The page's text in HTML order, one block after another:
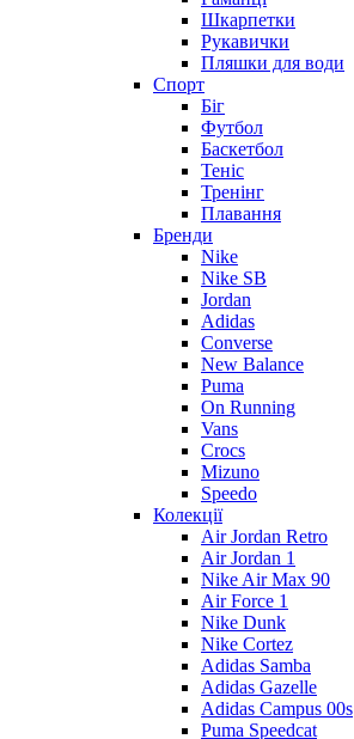
Шкарпетки
Рукавички
Пляшки для води
Спорт
Біг
Футбол
Баскетбол
Теніс
Тренінг
Плавання
Бренди
Nike
Nike SB
Jordan
Adidas
Converse
New Balance
Puma
On Running
Vans
Crocs
Mizuno
Speedo
Колекції
Air Jordan Retro
Air Jordan 1
Nike Air Max 90
Air Force 1
Nike Dunk
Nike Cortez
Adidas Samba
Adidas Gazelle
Adidas Campus 00s
Puma Speedcat